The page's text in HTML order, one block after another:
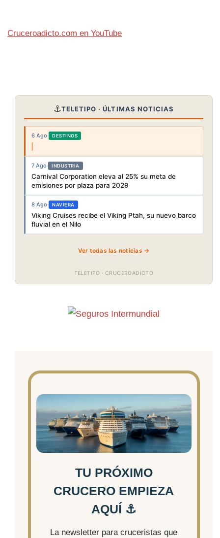
Cruceroadicto.com en YouTube
⚓TELETIPO · ÚLTIMAS NOTICIAS
6 Ago· DESTINOS
7 Ago· INDUSTRIA
Carnival Corporation eleva al 25% su meta de
emisiones por plaza para 2029
8 Ago· NAVIERA
Viking Cruises recibe el Viking Ptah, su nuevo barco
fluvial en el Nilo
Ver todas las noticias →
TELETIPO · CRUCEROADICTO